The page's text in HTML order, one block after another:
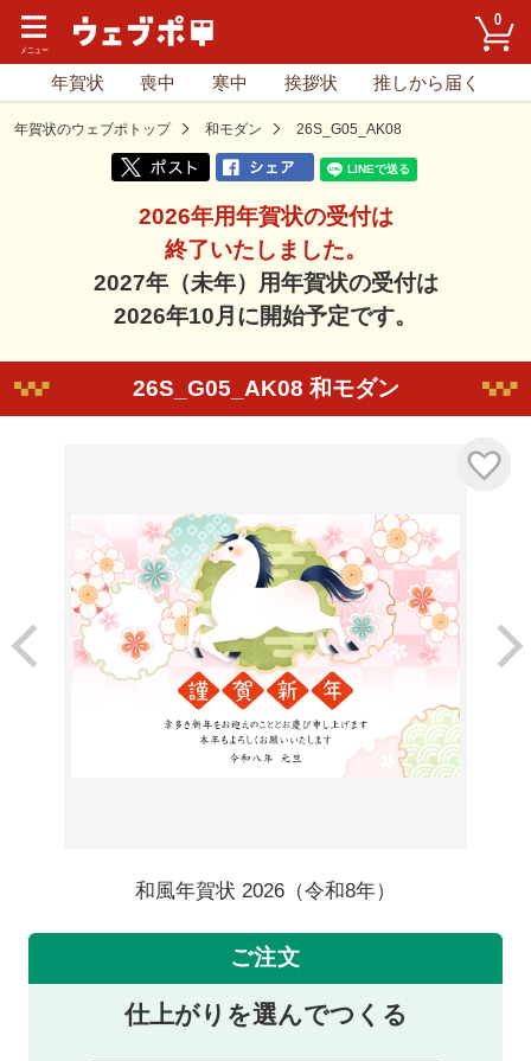
0
年賀状 喪中 寒中 挨拶状 推しから届く
年賀状のウェブポトップ 和モダン 26S_G05_AK08
2026年用年賀状の受付は
終了いたしました。
2027年（未年）用年賀状の受付は
2026年10月に開始予定です。
26S_G05_AK08 和モダン
和風年賀状 2026（令和8年）
ご注文
仕上がりを選んでつくる